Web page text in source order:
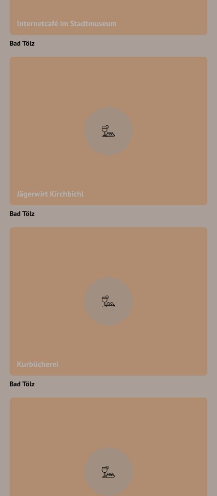
Internetcafé im Stadtmuseum
Bad Tölz
Jägerwirt Kirchbichl
Bad Tölz
Kurbücherei
Bad Tölz